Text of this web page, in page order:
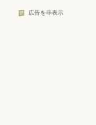
広告を非表示